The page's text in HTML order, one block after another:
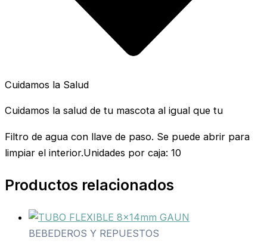
Cuidamos la Salud
Cuidamos la salud de tu mascota al igual que tu
Filtro de agua con llave de paso. Se puede abrir para
limpiar el interior.Unidades por caja: 10
Productos relacionados
BEBEDEROS Y REPUESTOS